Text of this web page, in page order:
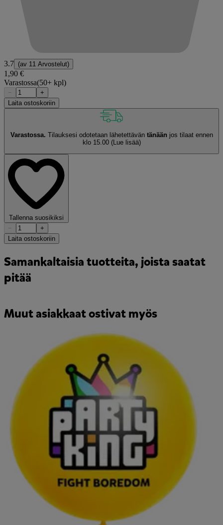
3.7 (av 11 Arvostelut)
1,90 €
Varastossa(50+ kpl)
−
+
Laita ostoskoriin
Varastossa. Tilauksesi odotetaan lähetettävän tänään jos tilaat ennen
klo 15.00 (Lue lisää)
Tallenna suosikiksi
−
+
Laita ostoskoriin
Samankaltaisia tuotteita, joista saatat
pitää
Muut asiakkaat ostivat myös